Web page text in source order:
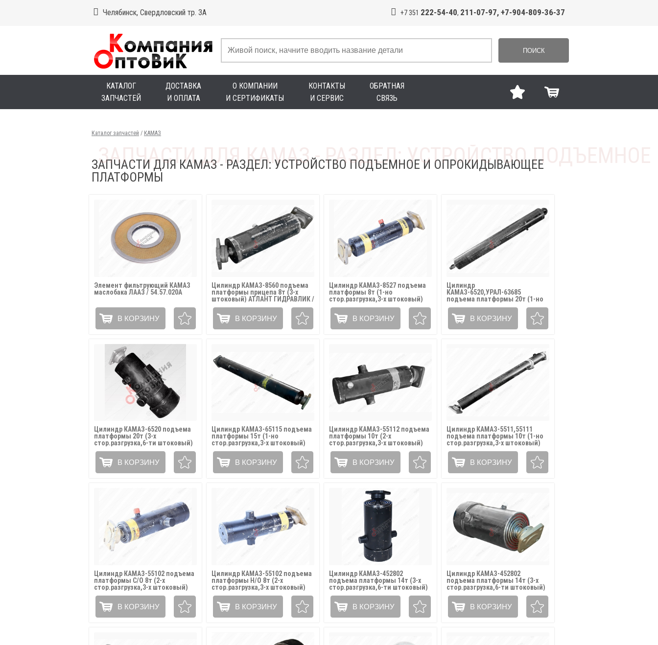
Челябинск, Свердловский тр. 3А +7 351 222-54-40, 211-07-97, +7-904-809-36-37
ПОИСК
КАТАЛОГ
ЗАПЧАСТЕЙ
ДОСТАВКА
И ОПЛАТА
О КОМПАНИИ
И СЕРТИФИКАТЫ
КОНТАКТЫ
И СЕРВИС
ОБРАТНАЯ
СВЯЗЬ
Каталог запчастей / КАМАЗ
ЗАПЧАСТИ ДЛЯ КАМАЗ - РАЗДЕЛ: УСТРОЙСТВО ПОДЪЕМНОЕ И ОПРОКИДЫВАЮЩЕЕ
ПЛАТФОРМЫ
Элемент фильтрующий КАМАЗ
маслобака ЛААЗ / 54.57.020А
В КОРЗИНУ
Цилиндр КАМАЗ-8560 подъема
платформы прицепа 8т (3-х
штоковый) АТЛАНТ ГИДРАВЛИК /
8560-8603010-01
В КОРЗИНУ
Цилиндр КАМАЗ-8527 подъема
платформы 8т (1-но
стор.разгрузка,3-х штоковый)
АТЛАНТ ГИДРАВЛИК /
143.8603023
В КОРЗИНУ
Цилиндр
КАМАЗ-6520,УРАЛ-63685
подъема платформы 20т (1-но
стор.разгрузка,4-х штоковый)
АТЛАНТ ГИДРАВ / 6520-8603010
В КОРЗИНУ
Цилиндр КАМАЗ-6520 подъема
платформы 20т (3-х
стор.разгрузка,6-ти штоковый)
АТЛАНТ ГИДРАВЛИК / 6520-
8603010-06
В КОРЗИНУ
Цилиндр КАМАЗ-65115 подъема
платформы 15т (1-но
стор.разгрузка,3-х штоковый)
АТЛАНТ ГИДРАВЛИК / 65111-
8603010 (БРИП.306457.010М)
В КОРЗИНУ
Цилиндр КАМАЗ-55112 подъема
платформы 10т (2-х
стор.разгрузка,3-х штоковый)
АТЛАНТ ГИДРАВЛИК / 55112-
8603010М
В КОРЗИНУ
Цилиндр КАМАЗ-5511,55111
подъема платформы 10т (1-но
стор.разгрузка,3-х штоковый)
АТЛАНТ ГИДРАВЛИК / 55111-
8603010
В КОРЗИНУ
Цилиндр КАМАЗ-55102 подъема
платформы С/О 8т (2-х
стор.разгрузка,3-х штоковый)
АТЛАНТ ГИДРАВЛИК / 55102-
8603010-10
В КОРЗИНУ
Цилиндр КАМАЗ-55102 подъема
платформы Н/О 8т (2-х
стор.разгрузка,3-х штоковый)
АТЛАНТ ГИДРАВЛИК / 55102-
8603010-01
В КОРЗИНУ
Цилиндр КАМАЗ-452802
подъема платформы 14т (3-х
стор.разгрузка,6-ти штоковый)
ПРОФМАШ / 452802-8603010
В КОРЗИНУ
Цилиндр КАМАЗ-452802
подъема платформы 14т (3-х
стор.разгрузка,6-ти штоковый)
АТЛАНТ ГИДРАВЛИК / 452802-
8603010
В КОРЗИНУ